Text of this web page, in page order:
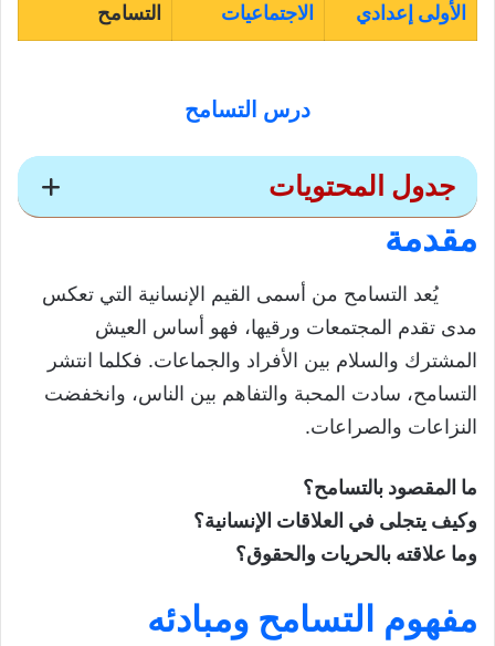
الأولى إعدادي الاجتماعيات التسامح
درس التسامح
جدول المحتويات
درس التسامح
درس التسامح الأولى إعدادي
مقدمة
مفهوم التسامح ومبادئه
مفهوم التسامح
علاقة التسامح بالحريات والحقوق
التدرب على كتابة المقالات والملفات
التدرب على إعداد ملف
مقدمة
يُعد التسامح من أسمى القيم الإنسانية التي تعكس
مدى تقدم المجتمعات ورقيها، فهو أساس العيش
المشترك والسلام بين الأفراد والجماعات. فكلما انتشر
التسامح، سادت المحبة والتفاهم بين الناس، وانخفضت
النزاعات والصراعات.
ما المقصود بالتسامح؟
وكيف يتجلى في العلاقات الإنسانية؟
وما علاقته بالحريات والحقوق؟
مفهوم التسامح ومبادئه